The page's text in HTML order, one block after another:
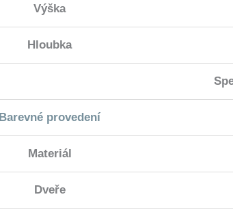
Výška
Hloubka
Barevné provedení
Materiál
Dveře